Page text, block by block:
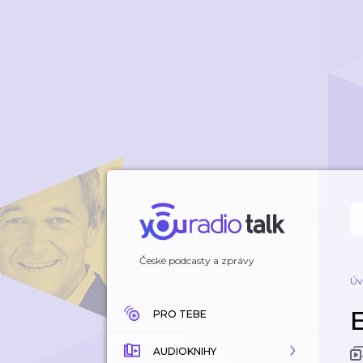
České podcasty a zprávy
PRO TEBE
AUDIOKNIHY